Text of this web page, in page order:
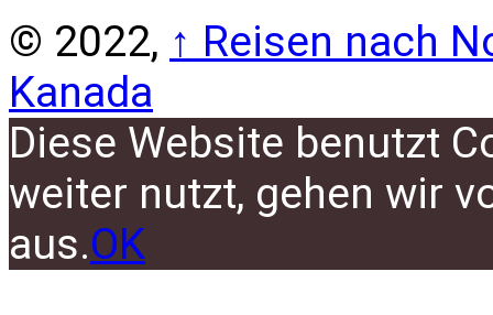
© 2022, ↑ Reisen nach
Kanada
Diese Website benutzt
weiter nutzt, gehen wir
aus.OK